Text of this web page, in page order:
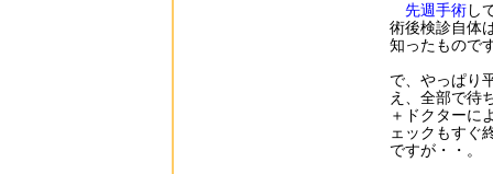
先週手術し
術後検診自体
知ったもので
で、やっぱり
え、全部で待
＋ドクターに
ェックもすぐ
ですが・・。